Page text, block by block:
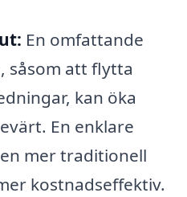
En omfattande
såsom att flytta
kan öka
En enklare
mer traditionell
kostnadseffektiv.